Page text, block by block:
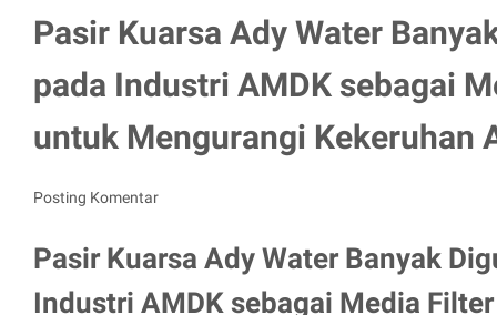
Pasir Kuarsa Ady Water
pada Industri AMDK sebagai
untuk Mengurangi Kekeruhan
Posting Komentar
Pasir Kuarsa Ady Water Banyak
Industri AMDK sebagai Media